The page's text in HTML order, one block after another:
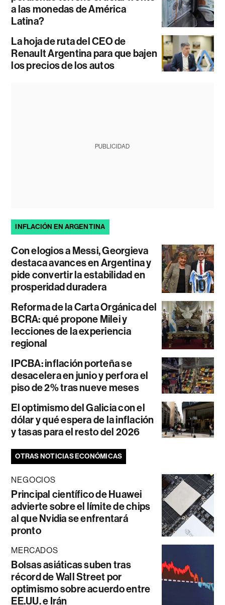
a las monedas de América
Latina?
La hoja de ruta del CEO de
Renault Argentina para que bajen
los precios de los autos
PUBLICIDAD
INFLACIÓN EN ARGENTINA
Con elogios a Messi, Georgieva
destaca avances en Argentina y
pide convertir la estabilidad en
prosperidad duradera
Reforma de la Carta Orgánica del
BCRA: qué propone Milei y
lecciones de la experiencia
regional
IPCBA: inflación porteña se
desacelera en junio y perfora el
piso de 2% tras nueve meses
El optimismo del Galicia con el
dólar y qué espera de la inflación
y tasas para el resto del 2026
OTRAS NOTICIAS ECONÓMICAS
NEGOCIOS
Principal científico de Huawei
advierte sobre el límite de chips
al que Nvidia se enfrentará
pronto
MERCADOS
Bolsas asiáticas suben tras
récord de Wall Street por
optimismo sobre acuerdo entre
EE.UU. e Irán